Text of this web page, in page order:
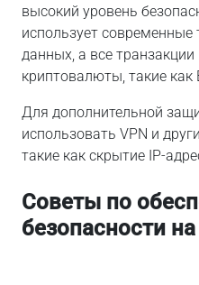
высокий уровень
использует
данных, а все транзакции
криптовалюты, такие как
Для дополнительной
использовать VPN и
такие как скрытие IP-
Советы по
безопасности